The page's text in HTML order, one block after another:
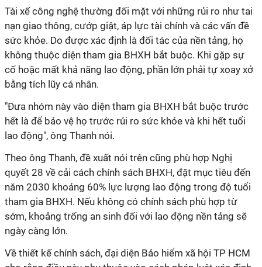
Tài xế công nghệ thường đối mặt với những rủi ro như tai
nạn giao thông, cướp giật, áp lực tài chính và các vấn đề
sức khỏe. Do được xác định là đối tác của nền tảng, họ
không thuộc diện tham gia BHXH bắt buộc. Khi gặp sự
cố hoặc mất khả năng lao động, phần lớn phải tự xoay xở
bằng tích lũy cá nhân.
"Đưa nhóm này vào diện tham gia BHXH bắt buộc trước
hết là để bảo vệ họ trước rủi ro sức khỏe và khi hết tuổi
lao động", ông Thanh nói.
Theo ông Thanh, đề xuất nói trên cũng phù hợp Nghị
quyết 28 về cải cách chính sách BHXH, đặt mục tiêu đến
năm 2030 khoảng 60% lực lượng lao động trong độ tuổi
tham gia BHXH. Nếu không có chính sách phù hợp từ
sớm, khoảng trống an sinh đối với lao động nền tảng sẽ
ngày càng lớn.
Về thiết kế chính sách, đại diện Bảo hiểm xã hội TP HCM